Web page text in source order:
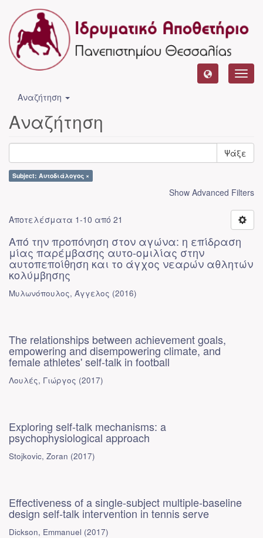
Αναζήτηση
Αναζήτηση
Ψάξε
Subject: Αυτοδιάλογος ×
Show Advanced Filters
Αποτελέσματα 1-10 από 21
Από την προπόνηση στον αγώνα: η επίδραση
μίας παρέμβασης αυτο-ομιλίας στην
αυτοπεποίθηση και το άγχος νεαρών αθλητών
κολύμβησης
Μυλωνόπουλος, Άγγελος (2016)
The relationships between achievement goals,
empowering and disempowering climate, and
female athletes' self-talk in football
Λουλές, Γιώργος (2017)
Exploring self-talk mechanisms: a
psychophysiological approach
Stojkovic, Zoran (2017)
Effectiveness of a single-subject multiple-baseline
design self-talk intervention in tennis serve
Dickson, Emmanuel (2017)